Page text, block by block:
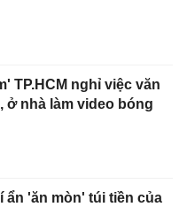
TP.HCM nghỉ việc văn
ở nhà làm video bóng
ẩn 'ăn mòn' túi tiền của